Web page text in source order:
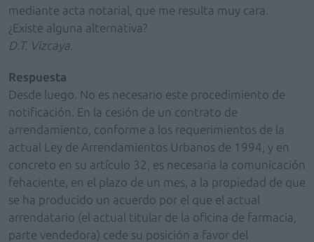
mediante acta notarial, que me resulta muy cara.
¿Existe alguna alternativa?
D.T. Vizcaya.
Respuesta
Desde luego. No es necesario este procedimiento de
notificación. En la cesión de un contrato de
arrendamiento, conforme a los requerimientos de la
actual Ley de Arrendamientos Urbanos de 1994, y en
concreto en su artículo 32, es necesaria la comunicación
fehaciente, en el plazo de un mes, a la propiedad de que
se ha producido un acuerdo por el que el actual
arrendatario (el actual titular de la oficina de farmacia,
parte vendedora) cede su posición a favor del